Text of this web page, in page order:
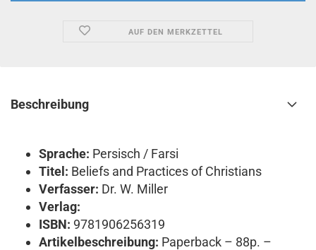
AUF DEN MERKZETTEL
Beschreibung
Sprache: Persisch / Farsi
Titel: Beliefs and Practices of Christians
Verfasser: Dr. W. Miller
Verlag:
ISBN: 9781906256319
Artikelbeschreibung: Paperback – 88p. –